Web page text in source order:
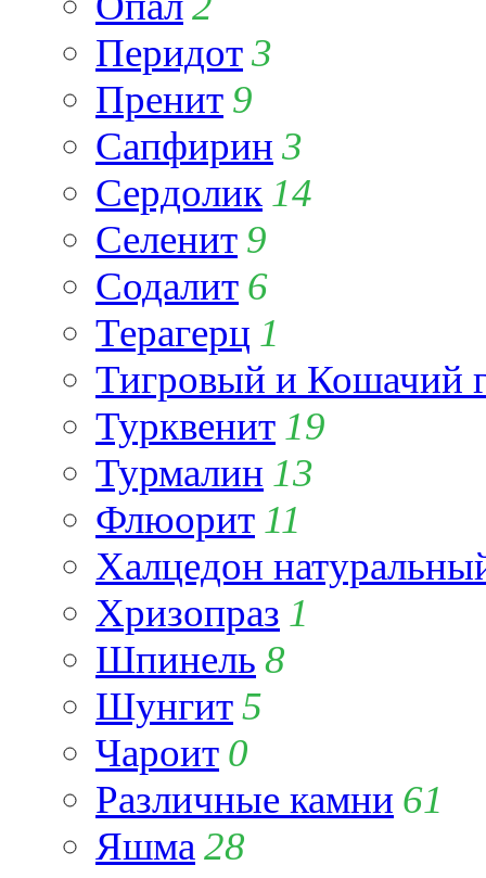
Перидот3
Пренит 9
Сапфирин 3
Сердолик 14
Селенит 9
Содалит 6
Терагерц 1
Тигровый и Кошачий
Турквенит 19
Турмалин 13
Флюорит 11
Халцедон
Хризопраз 1
Шпинель 8
Шунгит5
Чароит 0
Различные камни 61
Яшма 28